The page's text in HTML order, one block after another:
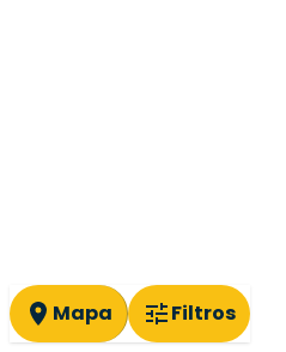
Mapa Filtros